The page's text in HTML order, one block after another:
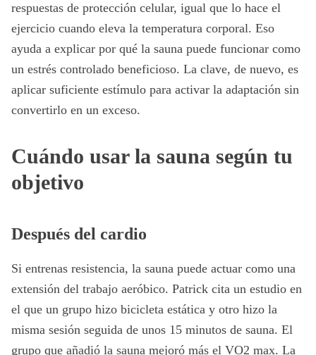
respuestas de protección celular, igual que lo hace el
ejercicio cuando eleva la temperatura corporal. Eso
ayuda a explicar por qué la sauna puede funcionar como
un estrés controlado beneficioso. La clave, de nuevo, es
aplicar suficiente estímulo para activar la adaptación sin
convertirlo en un exceso.
Cuándo usar la sauna según tu
objetivo
Después del cardio
Si entrenas resistencia, la sauna puede actuar como una
extensión del trabajo aeróbico. Patrick cita un estudio en
el que un grupo hizo bicicleta estática y otro hizo la
misma sesión seguida de unos 15 minutos de sauna. El
grupo que añadió la sauna mejoró más el VO2 max. La